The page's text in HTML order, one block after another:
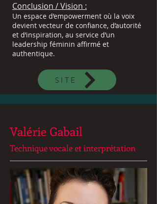
Conclusion / Vision :
Un espace d’empowerment où la voix
devient vecteur de confiance, d’autorité
et d’inspiration, au service d’un
leadership féminin affirmé et
authentique.
SITE
Valérie Gabail
Technique vocale et interprétation